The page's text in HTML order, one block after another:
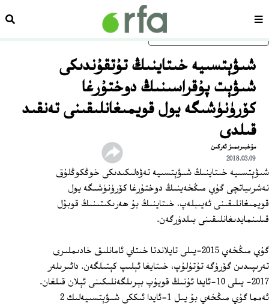
ئاساسلىق مەزمۇنغا ئاتلاڭسەھىپە
شىۋېتسىيە خىتاينىڭ تۇتقۇندىكى
شىۋېت پۇقراسىنىڭ دوختۇرغا
كۆرۈنۈشىگە يول قويمىغانلىقىنى تەنقىد
قىلدى
مۇخبىرىمىز ئەركىن
2018.03.09
شىۋېتسىيە خىتاينىڭ شىۋېتسىيە تەۋەلىكىدىكى خوڭكوڭلۇق
نەشرىياتچى گۇي مىڭخەينىڭ دوختۇرغا كۆرۈنۈشىگە يول
قويمىغانلىقىنى ئەيىبلەپ، خىتاينىڭ بۇ ھەرىكىتىنىڭ قوبۇل
قىلىنمايدىغانلىقىنى بىلدۈرگەن.
گۇي مىڭخەي 2015‏-يىلى تايلاندتا خىتاي ئامانلىق خادىملىرى
تەرىپىدىن گۆرۈگە تۇتۇلۇپ، خىتايغا ئېلىپ كېتىلگەن. دائىرىلەر
2017‏- يىلى 10‏-ئايدا ئۇنىڭ قويۇپ بېرىلگەنلىكىنى ئېلان قىلغان.
ئەمما گۇي مىڭخەي بۇ يىل 1‏-ئايدا ئىككى شىۋېتسىيەلىك 2